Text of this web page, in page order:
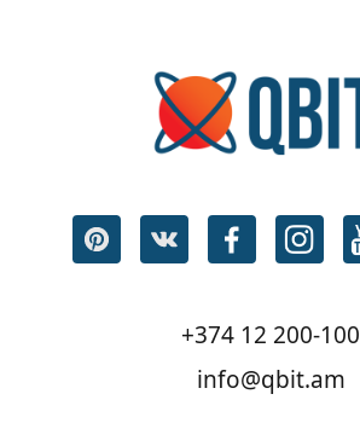
+374 12 200-100
info@qbit.am